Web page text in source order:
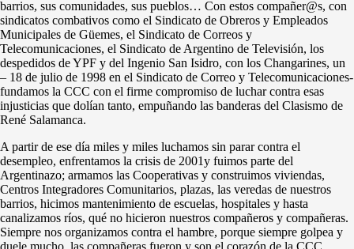
barrios, sus comunidades, sus pueblos… Con estos compañer@s, con
sindicatos combativos como el Sindicato de Obreros y Empleados
Municipales de Güemes, el Sindicato de Correos y
Telecomunicaciones, el Sindicato de Argentino de Televisión, los
despedidos de YPF y del Ingenio San Isidro, con los Changarines, un
– 18 de julio de 1998 en el Sindicato de Correo y Telecomunicaciones-
fundamos la CCC con el firme compromiso de luchar contra esas
injusticias que dolían tanto, empuñando las banderas del Clasismo de
René Salamanca.
A partir de ese día miles y miles luchamos sin parar contra el
desempleo, enfrentamos la crisis de 2001y fuimos parte del
Argentinazo; armamos las Cooperativas y construimos viviendas,
Centros Integradores Comunitarios, plazas, las veredas de nuestros
barrios, hicimos mantenimiento de escuelas, hospitales y hasta
canalizamos ríos, qué no hicieron nuestros compañeros y compañeras.
Siempre nos organizamos contra el hambre, porque siempre golpea y
duele mucho, las compañeras fueron y son el corazón de la CCC,